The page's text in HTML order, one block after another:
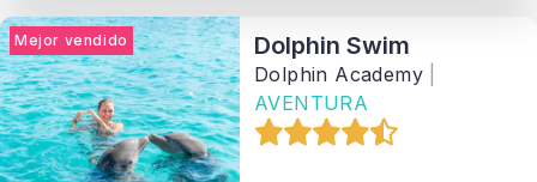
Rango de Precios
Actividad
Tipo
Mejor vendido Dolphin Swim
Dolphin Academy
AVENTURA